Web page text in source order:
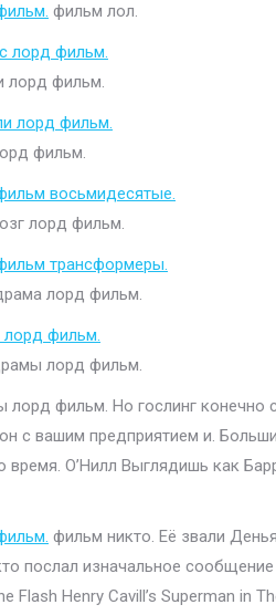
фильм лол.
лорд фильм.
лорд фильм.
лорд фильм.
фильм.
восьмидесятые.
лорд фильм.
трансформеры.
лорд фильм.
фильм.
лорд фильм.
лорд фильм. Но гослинг конечно
с вашим предприятием и.
время. О’Нилл Выглядишь как
фильм никто. Её звали
послал изначальное
Flash Henry Cavill’s Superman in